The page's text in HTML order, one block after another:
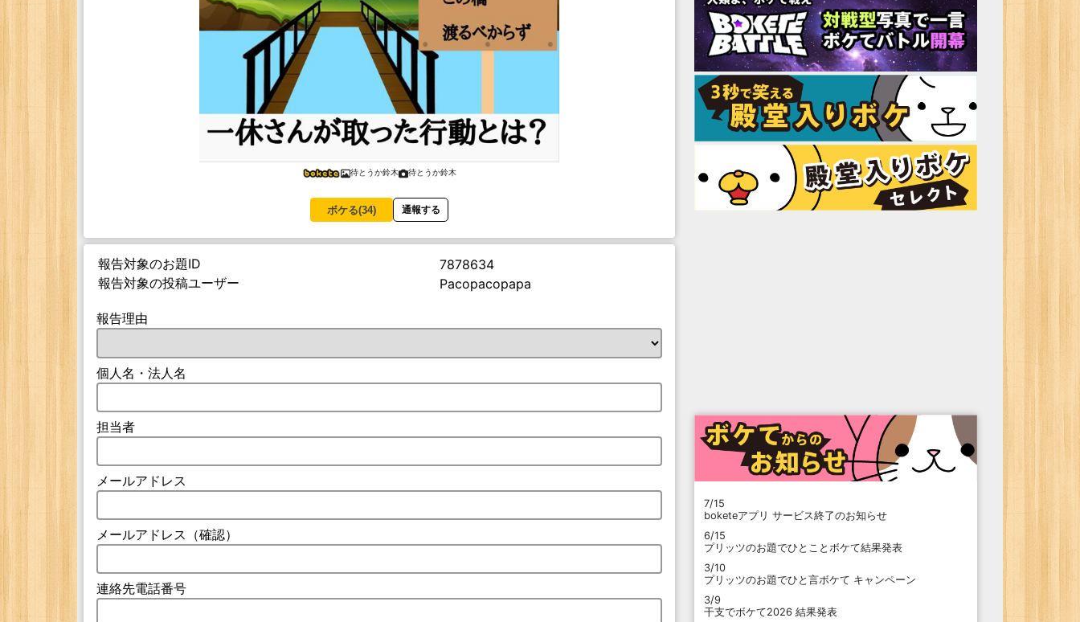
待とうか鈴木 待とうか鈴木
ボケる(34) 通報する
報告対象のお題ID
7878634
報告対象の投稿ユーザー
Pacopacopapa
報告理由
個人名・法人名
担当者
メールアドレス
メールアドレス（確認）
連絡先電話番号
7/15
boketeアプリ サービス終了のお知らせ
6/15
プリッツのお題でひとことボケて結果発表
3/10
プリッツのお題でひと言ボケて キャンペーン
3/9
干支でボケて2026 結果発表